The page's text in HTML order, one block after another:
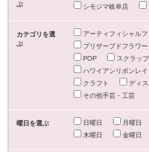
ぶ
シモジマ岐阜店
カテゴリを選
ぶ
アーティフィシャルフ
プリザーブドフラワー
POP
スクラッ
ハワイアンリボンレイ
クラフト
ディ
その他手芸・工芸
曜日を選ぶ 日曜日 月曜日
木曜日
金曜日